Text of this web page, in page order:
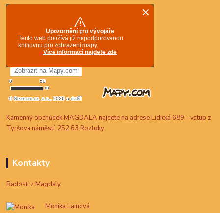
Kamenný obchůdek MAGDALA najdete na adrese Lidická 689 - vstup z
Tyršova náměstí, 252 63 Roztoky
Kontakty
Radosti z Magdaly
Monika Lainová